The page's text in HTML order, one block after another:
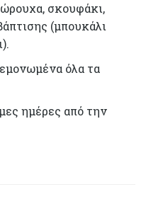
σκουφάκι,
(μπουκάλι
όλα τα
ημέρες από την